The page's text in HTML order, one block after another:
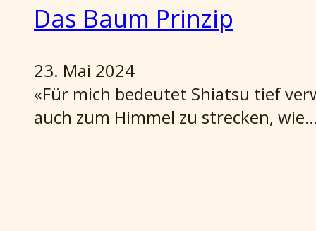
Das Baum Prinzip
23. Mai 2024
«Für mich bedeutet Shiatsu tief
auch zum Himmel zu strecken,